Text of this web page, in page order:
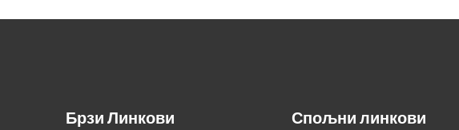
Брзи Линкови Спољни линкови